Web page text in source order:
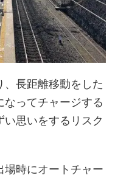
長距離移動をした
ってチャージする
思いをするリスク
場時にオートチャー